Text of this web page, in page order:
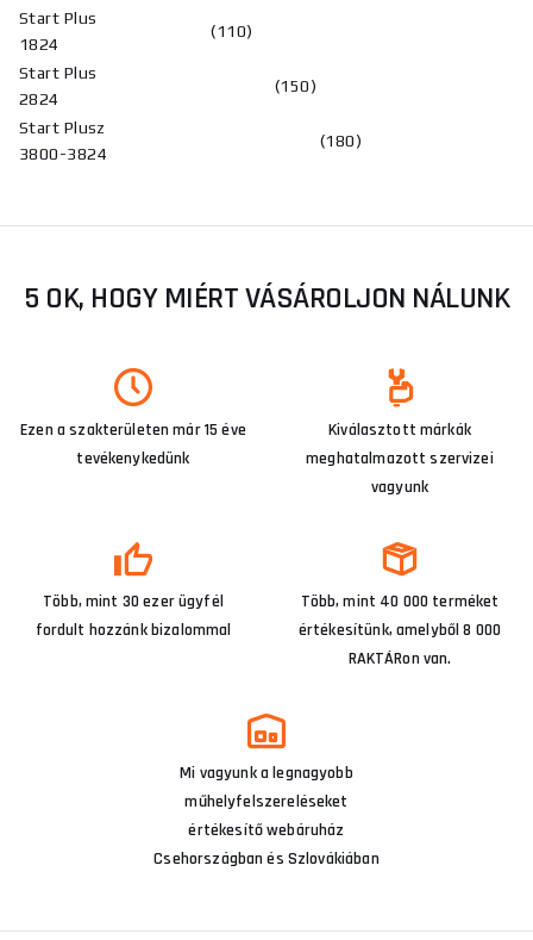
Start Plus
1824
(110)
Start Plus
2824
(150)
Start Plusz
3800-3824
(180)
5 OK, HOGY MIÉRT VÁSÁROLJON NÁLUNK
Ezen a szakterületen már 15 éve
tevékenykedünk
Kiválasztott márkák
meghatalmazott szervizei
vagyunk
Több, mint 30 ezer ügyfél
fordult hozzánk bizalommal
Több, mint 40 000 terméket
értékesítünk, amelyből 8 000
RAKTÁRon van.
Mi vagyunk a legnagyobb
műhelyfelszereléseket
értékesítő webáruház
Csehországban és Szlovákiában